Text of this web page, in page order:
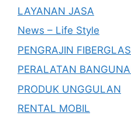
LAYANAN JASA
News – Life Style
PENGRAJIN
PERALATAN
PRODUK UNGGULAN
RENTAL MOBIL